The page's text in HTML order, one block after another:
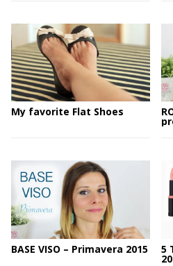
My favorite Flat Shoes
BASE VISO – Primavera 2015 5